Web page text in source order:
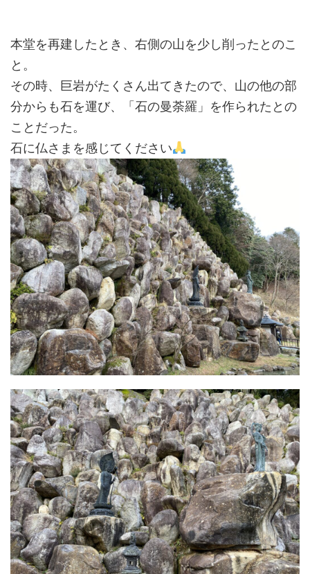
本堂を再建したとき、右側の山を少し削ったとのこ
と。
その時、巨岩がたくさん出てきたので、山の他の部
分からも石を運び、「石の曼荼羅」を作られたとの
ことだった。
石に仏さまを感じてください